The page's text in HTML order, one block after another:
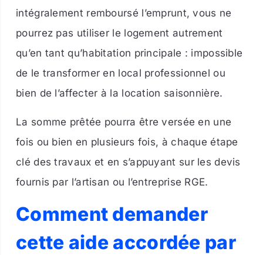
intégralement remboursé l’emprunt, vous ne
pourrez pas utiliser le logement autrement
qu’en tant qu’habitation principale : impossible
de le transformer en local professionnel ou
bien de l’affecter à la location saisonnière.
La somme prêtée pourra être versée en une
fois ou bien en plusieurs fois, à chaque étape
clé des travaux et en s’appuyant sur les devis
fournis par l’artisan ou l’entreprise RGE.
Comment demander
cette aide accordée par